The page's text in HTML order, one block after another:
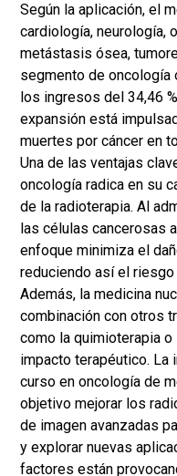
Según la aplicación, el
cardiología, neurología,
metástasis ósea,
segmento de oncología
los ingresos del 34,46
expansión está
muertes por cáncer en
Una de las ventajas
oncología radica en su
de la radioterapia. Al
las células cancerosas
enfoque minimiza el
reduciendo así el
Además, la medicina
combinación con otros
como la quimioterapia
impacto terapéutico. La
curso en oncología de
objetivo mejorar los
de imagen avanzadas
y explorar nuevas
factores están